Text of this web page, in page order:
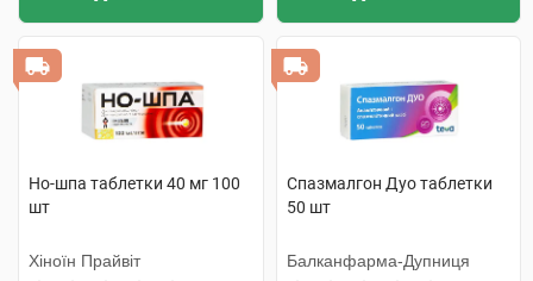
Но-шпа таблетки 40 мг 100
шт
Хіноїн Прайвіт
Спазмалгон Дуо таблетки
50 шт
Балканфарма-Дупниця